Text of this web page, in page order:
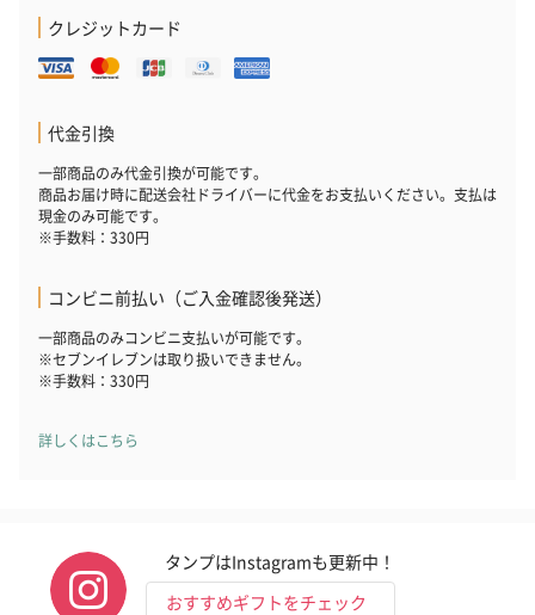
クレジットカード
代金引換
一部商品のみ代金引換が可能です。
商品お届け時に配送会社ドライバーに代金をお支払いください。支払は
現金のみ可能です。
※手数料：330円
コンビニ前払い（ご入金確認後発送）
一部商品のみコンビニ支払いが可能です。
※セブンイレブンは取り扱いできません。
※手数料：330円
詳しくはこちら
タンプはInstagramも更新中！
おすすめギフトをチェック